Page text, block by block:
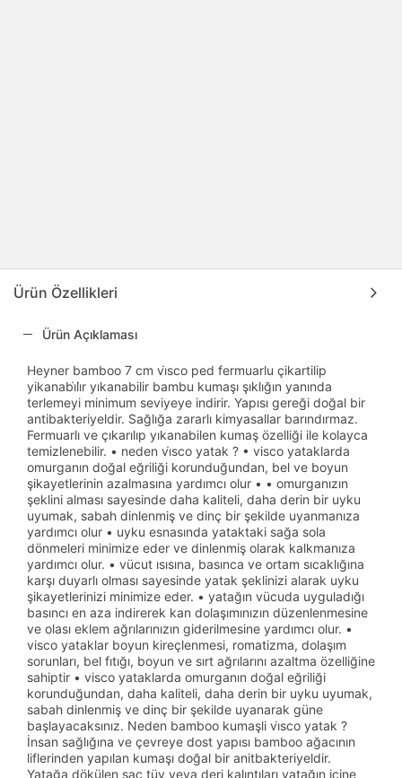
Ürün Özellikleri
Ürün Açıklaması
Heyner bamboo 7 cm vi̇sco ped fermuarlu çikartilip
yikanabi̇li̇r yıkanabilir bambu kumaşı şıklığın yanında
terlemeyi minimum seviyeye indirir. Yapısı gereği doğal bir
antibakteriyeldir. Sağlığa zararlı kimyasallar barındırmaz.
Fermuarlı ve çıkarılıp yıkanabilen kumaş özelliği ile kolayca
temizlenebilir. • neden vi̇sco yatak ? • visco yataklarda
omurganın doğal eğriliği korunduğundan, bel ve boyun
şikayetlerinin azalmasına yardımcı olur • • omurganızın
şeklini alması sayesinde daha kaliteli, daha derin bir uyku
uyumak, sabah dinlenmiş ve dinç bir şekilde uyanmanıza
yardımcı olur • uyku esnasında yataktaki sağa sola
dönmeleri minimize eder ve dinlenmiş olarak kalkmanıza
yardımcı olur. • vücut ısısına, basınca ve ortam sıcaklığına
karşı duyarlı olması sayesinde yatak şeklinizi alarak uyku
şikayetlerinizi minimize eder. • yatağın vücuda uyguladığı
basıncı en aza indirerek kan dolaşımınızın düzenlenmesine
ve olası eklem ağrılarınızın giderilmesine yardımcı olur. •
visco yataklar boyun kireçlenmesi, romatizma, dolaşım
sorunları, bel fıtığı, boyun ve sırt ağrılarını azaltma özelliğine
sahiptir • visco yataklarda omurganın doğal eğriliği
korunduğundan, daha kaliteli, daha derin bir uyku uyumak,
sabah dinlenmiş ve dinç bir şekilde uyanarak güne
başlayacaksınız. Neden bamboo kumaşli vi̇sco yatak ?
İnsan sağlığına ve çevreye dost yapısı bamboo ağacının
liflerinden yapılan kumaşı doğal bir anitbakteriyeldir.
Yatağa dökülen saç tüy veya deri kalıntıları yatağın içine